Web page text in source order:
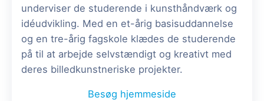
underviser de studerende i kunsthåndværk og
idéudvikling. Med en et-årig basisuddannelse
og en tre-årig fagskole klædes de studerende
på til at arbejde selvstændigt og kreativt med
deres billedkunstneriske projekter.
Besøg hjemmeside